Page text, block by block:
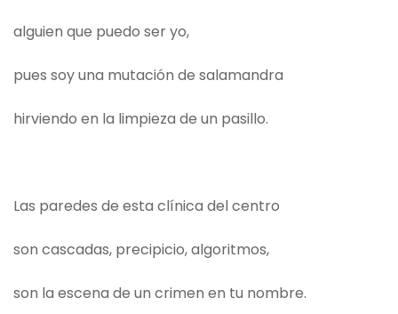
alguien que puedo ser yo,
pues soy una mutación de salamandra
hirviendo en la limpieza de un pasillo.
Las paredes de esta clínica del centro
son cascadas, precipicio, algoritmos,
son la escena de un crimen en tu nombre.